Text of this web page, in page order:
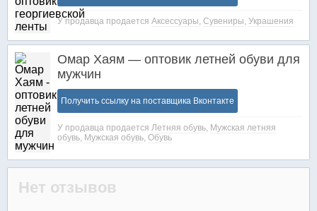
У продавца продается Аксессуары, Сувениры, Украшения
Омар Хаям — оптовик летней обуви для
мужчин
Получить ссылку на поставщика Вконтакте
У продавца продается Летняя обувь, Мужская летняя
обувь, Мужская обувь, Обувь
Нет отзывов